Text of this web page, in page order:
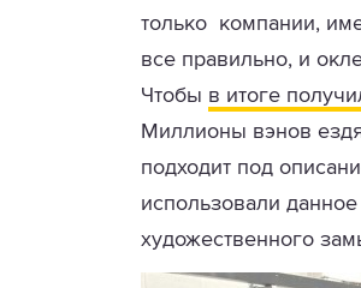
только компании,
все правильно, и
Чтобы в итоге
Миллионы вэнов
подходит под
использовали
художественного